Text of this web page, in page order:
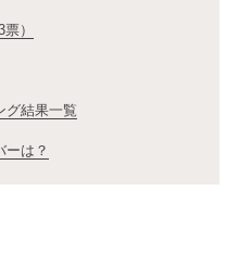
）
グ結果一覧
ーは？